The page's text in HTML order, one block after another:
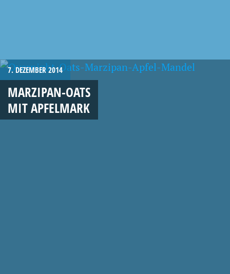
7. DEZEMBER 2014
MARZIPAN-OATS
MIT APFELMARK